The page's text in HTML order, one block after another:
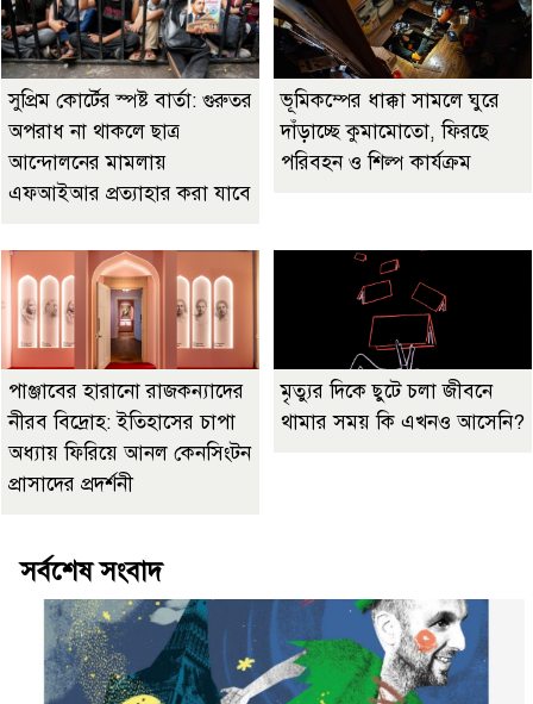
সুপ্রিম কোর্টের স্পষ্ট বার্তা: গুরুতর
অপরাধ না থাকলে ছাত্র
আন্দোলনের মামলায়
এফআইআর প্রত্যাহার করা যাবে
ভূমিকম্পের ধাক্কা সামলে ঘুরে
দাঁড়াচ্ছে কুমামোতো, ফিরছে
পরিবহন ও শিল্প কার্যক্রম
পাঞ্জাবের হারানো রাজকন্যাদের
নীরব বিদ্রোহ: ইতিহাসের চাপা
অধ্যায় ফিরিয়ে আনল কেনসিংটন
প্রাসাদের প্রদর্শনী
মৃত্যুর দিকে ছুটে চলা জীবনে
থামার সময় কি এখনও আসেনি?
সর্বশেষ সংবাদ